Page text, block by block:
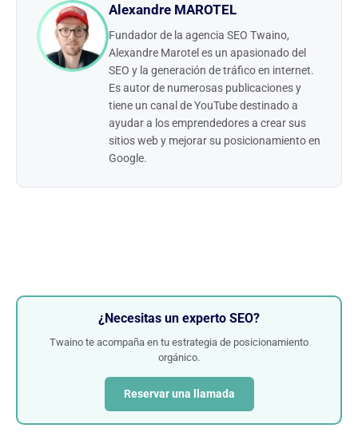
Alexandre MAROTEL
Fundador de la agencia SEO Twaino,
Alexandre Marotel es un apasionado del
SEO y la generación de tráfico en internet.
Es autor de numerosas publicaciones y
tiene un canal de YouTube destinado a
ayudar a los emprendedores a crear sus
sitios web y mejorar su posicionamiento en
Google.
¿Necesitas un experto SEO?
Twaino te acompaña en tu estrategia de posicionamiento
orgánico.
Reservar una llamada